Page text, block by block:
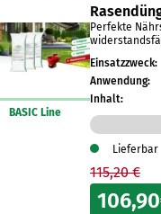
BASIC Line
Perfekte
Einsatzzweck:
Anwendung:
Inhalt:
Lieferbar
115,20 €
106,90